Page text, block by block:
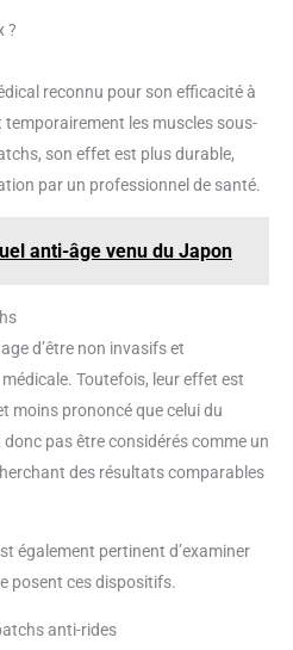
?
reconnu pour son efficacité à
les muscles sous-
son effet est plus durable,
par un professionnel de santé.
anti-âge venu du Japon
d’être non invasifs et
Toutefois, leur effet est
moins prononcé que celui du
pas être considérés comme un
des résultats comparables
également pertinent d’examiner
posent ces dispositifs.
anti-rides